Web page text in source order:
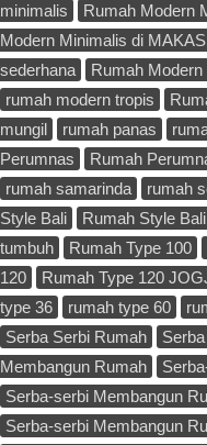
minimalis
Rumah Modern
Modern Minimalis di
sederhana
Rumah
rumah modern tropis
mungil
rumah panas
Perumnas
Rumah
rumah samarinda
rumah
Style Bali
Rumah Style
tumbuh
Rumah Type 100
120
Rumah Type 120
type 36
rumah type 60
Serba Serbi Rumah
Membangun Rumah
Serba-serbi Membangun
Serba-serbi Membangun